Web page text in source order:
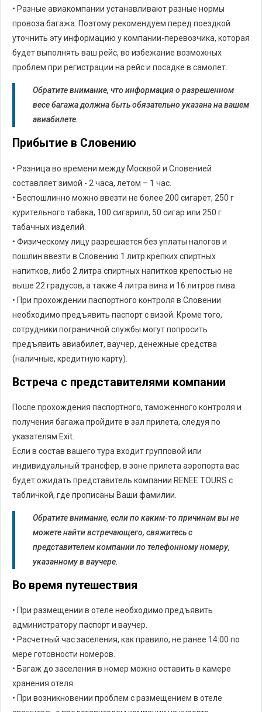
• Разные авиакомпании устанавливают разные нормы
провоза багажа. Поэтому рекомендуем перед поездкой
уточнить эту информацию у компании-перевозчика, которая
будет выполнять ваш рейс, во избежание возможных
проблем при регистрации на рейс и посадке в самолет.
Обратите внимание, что информация о разрешенном
весе багажа должна быть обязательно указана на вашем
авиабилете.
Прибытие в Словению
• Разница во времени между Москвой и Словенией
составляет зимой - 2 часа, летом – 1 час.
• Беспошлинно можно ввезти не более 200 сигарет, 250 г
курительного табака, 100 сигарилл, 50 сигар или 250 г
табачных изделий.
• Физическому лицу разрешается без уплаты налогов и
пошлин ввезти в Словению 1 литр крепких спиртных
напитков, либо 2 литра спиртных напитков крепостью не
выше 22 градусов, а также 4 литра вина и 16 литров пива.
• При прохождении паспортного контроля в Словении
необходимо предъявить паспорт с визой. Кроме того,
сотрудники пограничной службы могут попросить
предъявить авиабилет, ваучер, денежные средства
(наличные, кредитную карту).
Встреча с представителями компании
После прохождения паспортного, таможенного контроля и
получения багажа пройдите в зал прилета, следуя по
указателям Exit.
Если в состав вашего тура входит групповой или
индивидуальный трансфер, в зоне прилета аэропорта вас
будет ожидать представитель компании RENEE TOURS с
табличкой, где прописаны Ваши фамилии.
Обратите внимание, если по каким-то причинам вы не
можете найти встречающего, свяжитесь с
представителем компании по телефонному номеру,
указанному в ваучере.
Во время путешествия
• При размещении в отеле необходимо предъявить
администратору паспорт и ваучер.
• Расчетный час заселения, как правило, не ранее 14:00 по
мере готовности номеров.
• Багаж до заселения в номер можно оставить в камере
хранения отеля.
• При возникновении проблем с размещением в отеле